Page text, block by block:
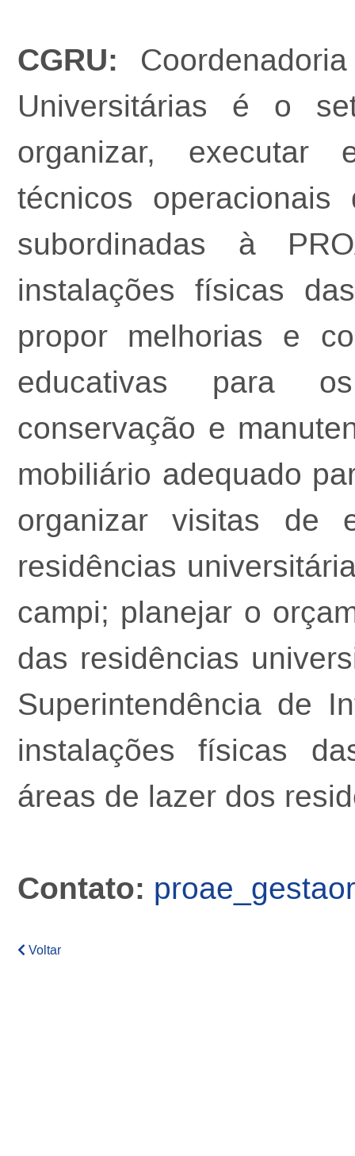
CGRU:
Universitárias é o
organizar, executar
técnicos operacionais
subordinadas à
instalações físicas
propor melhorias e
educativas para
conservação e
mobiliário adequado
organizar visitas de
residências
campi; planejar o
das residências
Superintendência de
instalações físicas
áreas de lazer dos
Contato:
Voltar